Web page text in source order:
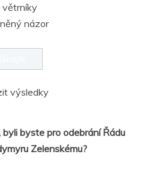
větrníky
názor
výsledky
byste pro odebrání Řádu
Zelenskému?